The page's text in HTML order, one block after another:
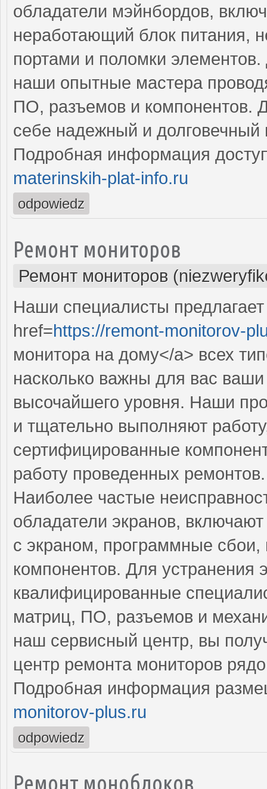
обладатели мэйнбордов,
неработающий блок питания,
портами и поломки
наши опытные мастера
ПО, разъемов и компонентов.
себе надежный и долговечный
Подробная информация
materinskih-plat-info.ru
odpowiedz
Ремонт мониторов
Ремонт мониторов
Наши специалисты
href=https://remont-monitorov-
монитора на дому</a> всех
насколько важны для вас
высочайшего уровня. Наши
и тщательно выполняют
сертифицированные
работу проведенных ремонтов.
Наиболее частые
обладатели экранов,
с экраном, программные
компонентов. Для устранения
квалифицированные
матриц, ПО, разъемов и
наш сервисный центр, вы
центр ремонта мониторов
Подробная информация
monitorov-plus.ru
odpowiedz
Ремонт моноблоков